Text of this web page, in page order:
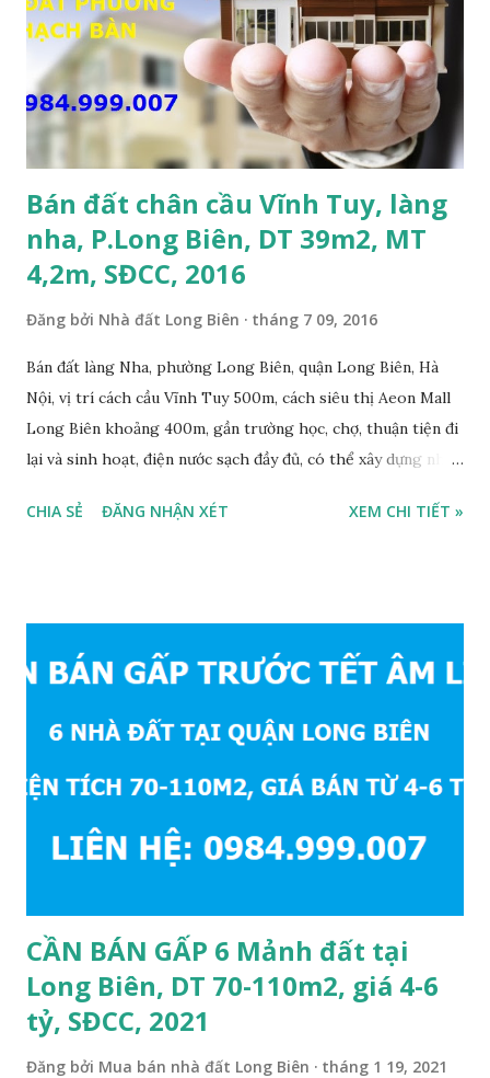
tô tránh nhau; • Cách mặt đường Cổ Linh khoảng 200m; •
Cách dự án Eco Smart City Cổ Linh khoảng 250m; • Gần dự
án khu biệt thự dự án Minh Tâm Tư Đình • Cách chân cầu
Vĩnh Tuy và siêu thị Aeon Mall Long Biên khoảng 500m; •
Khu vực đông đúc dân cư, thuận tiện đi lại và sinh hoạt; ...
Bán đất chân cầu Vĩnh Tuy, làng
nha, P.Long Biên, DT 39m2, MT
4,2m, SĐCC, 2016
Đăng bởi Nhà đất Long Biên tháng 7 09, 2016
Bán đất làng Nha, phường Long Biên, quận Long Biên, Hà
Nội, vị trí cách cầu Vĩnh Tuy 500m, cách siêu thị Aeon Mall
Long Biên khoảng 400m, gần trường học, chợ, thuận tiện đi
lại và sinh hoạt, điện nước sạch đầy đủ, có thể xây dựng nhà
đi lại và sinh hoạt, đất thổ cư, hướng Đông Nam, diện tích
CHIA SẺ ĐĂNG NHẬN XÉT XEM CHI TIẾT »
CẦN BÁN GẤP 6 Mảnh đất tại
Long Biên, DT 70-110m2, giá 4-6
tỷ, SĐCC, 2021
Đăng bởi Mua bán nhà đất Long Biên tháng 1 19, 2021